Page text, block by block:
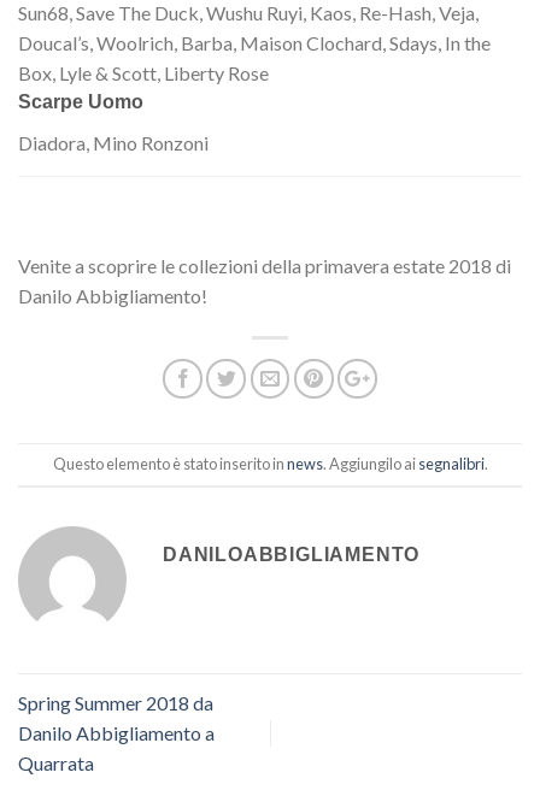
Sun68, Save The Duck, Wushu Ruyi, Kaos, Re-Hash, Veja,
Doucal’s, Woolrich, Barba, Maison Clochard, Sdays, In the
Box, Lyle & Scott, Liberty Rose
Scarpe Uomo
Diadora, Mino Ronzoni
Venite a scoprire le collezioni della primavera estate 2018 di
Danilo Abbigliamento!
Questo elemento è stato inserito innews. Aggiungilo aisegnalibri.
DANILOABBIGLIAMENTO
Spring Summer 2018 da
Danilo Abbigliamento a
Quarrata